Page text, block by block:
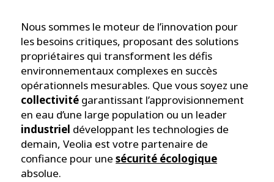
Nous sommes le moteur de l’innovation pour
les besoins critiques, proposant des solutions
propriétaires qui transforment les défis
environnementaux complexes en succès
opérationnels mesurables. Que vous soyez une
collectivité garantissant l’approvisionnement
en eau d’une large population ou un leader
industriel développant les technologies de
demain, Veolia est votre partenaire de
confiance pour une sécurité écologique
absolue.